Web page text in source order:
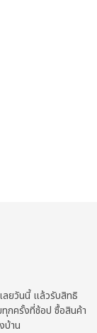
ลยวันนี้ แล้วรับสิทธิ
กครั้งที่ช้อป ซื้อสินค้า
บ้าน